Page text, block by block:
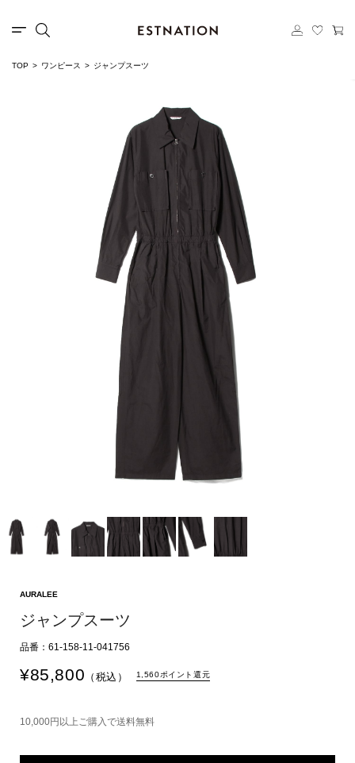
TOP ワンピース ジャンプスーツ
AURALEE
ジャンプスーツ
品番：61-158-11-041756
¥85,800 （税込） 1,560ポイント還元
10,000円以上ご購入で送料無料